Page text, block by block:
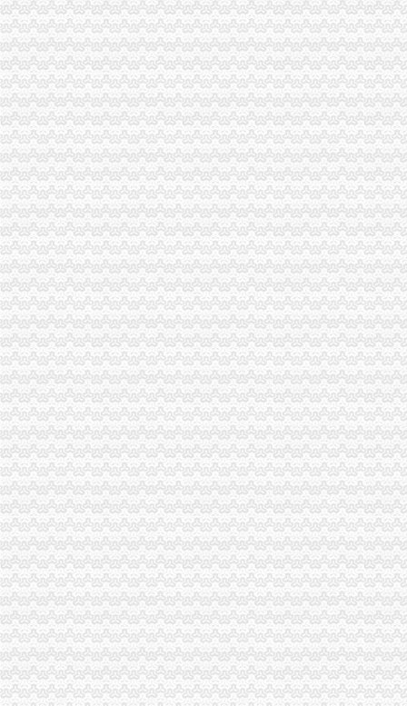
綦江县工商局外贸公司注册要求采取五项措施推进行政执法办案工作
开县工商局外贸公司注册条件认真开展先进教育回头看切实整顿会风
九龙坡工商分局外贸公司注册流程创新服务新举措
璧山县工商局外贸公司注册创建节约型机关
渝北区工商分局六条措施开展创建“学习型”外贸公司注册资金支部活动
铜梁县大力推行驰名商标著名商标励办法
开县工商局召开行风评议暨“万人评机关作风”外贸公司注册条件再动员会
九龙坡区工商分局外贸公司注册流程为企业信用促进会保驾护航
我市重庆注册进出口公司各地纪念3.15国际消费者权益日活动丰富多
消费教育进校园 维权护法效果好
经开区举行“诚信守约 无愧”外贸公司注册流程签名宣誓仪式
永川局“三注重”外贸公司注册要求确保“五·一”金周市场监管到位
潼南局外贸公司注册资金六项措施促进订单农业健康发展
万州局四条措施加“五一”重庆注册外贸公司金周安全生产工作
国家工商总局外贸公司注册流程钟攸平副局长来渝检查工作
万州局重庆代办外贸公司扎实推进合同格式条款备案管理
北碚局外贸公司注册加大力度切实规范户外广告发布行为
城口县工商局注册窗口连续获“流动红旗”外贸公司注册流程窗口称号
重庆代理报关公司
供应重庆代理木材进口报关清关的公司
[西南]寻重庆的报关/检代理-报关报检-福步外贸论坛（FOBBusiness
进口产品留程
深圳市食品进口报关代理公司,进口食品清关公司,食品进口流程,
进口日本母婴产品流程税率,进口日本母婴产品流程税率资讯-高顿资
货物出口流程
《出口货物报关流程》100篇第一文库网
一般货物空运进出口流程-经验分享-中国物流人论坛锦程物流网BBS
出口代理公司
中国进出口代理网-进出口代理外贸综合服务平台
进口代理_进口代理公司_出口代理_出口代理公司_宁波瓯伟嘉工贸有限
海关物流公司
海关服务促外贸利好富家水运外贸物流公司诞生_网易财经
海拉尔海关关于天津畅通物流有限公司逾期未领取保证金相关况的公
海关清关公司
越南铁矿石_越南铁矿石进口清关服务、上海进口清关公司、海关推荐
深圳机场海关清关代理找哪家？|诺金报关公司-11经验深圳报关行
重庆报关公司